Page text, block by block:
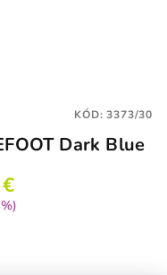
Dark Blue
KÓD:3373/30